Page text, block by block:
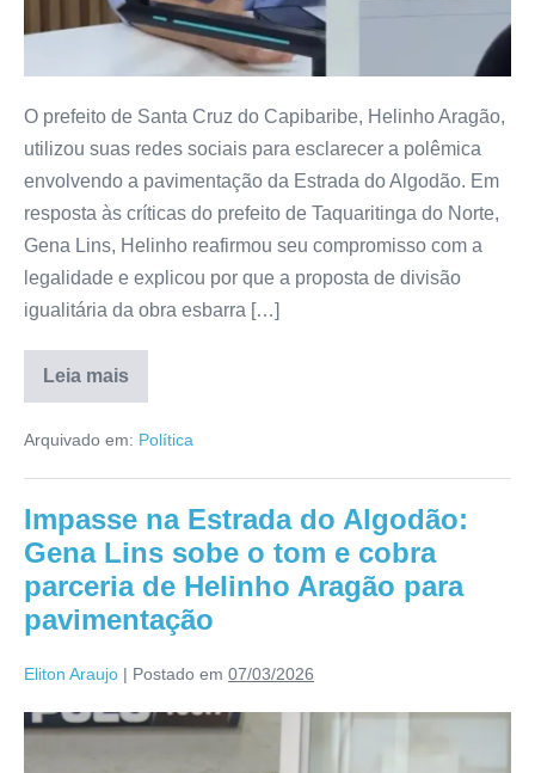
O prefeito de Santa Cruz do Capibaribe, Helinho Aragão,
utilizou suas redes sociais para esclarecer a polêmica
envolvendo a pavimentação da Estrada do Algodão. Em
resposta às críticas do prefeito de Taquaritinga do Norte,
Gena Lins, Helinho reafirmou seu compromisso com a
legalidade e explicou por que a proposta de divisão
igualitária da obra esbarra […]
Leia mais
Arquivado em: Política
Impasse na Estrada do Algodão:
Gena Lins sobe o tom e cobra
parceria de Helinho Aragão para
pavimentação
Eliton Araujo | Postado em 07/03/2026